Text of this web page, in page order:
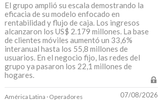
El grupo amplió su escala demostrando la
eficacia de su modelo enfocado en
rentabilidad y flujo de caja. Los ingresos
alcanzaron los US$ 2.179 millones. La base
de clientes móviles aumentó un 33,6%
interanual hasta los 55,8 millones de
usuarios. En el negocio fijo, las redes del
grupo ya pasaron los 22,1 millones de
hogares.
América Latina · Operadores 07/08/2026